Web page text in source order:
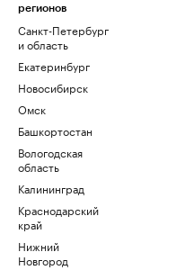
регионов
Санкт-Петербург
и область
Екатеринбург
Новосибирск
Омск
Башкортостан
Вологодская
область
Калининград
Краснодарский
край
Нижний
Новгород